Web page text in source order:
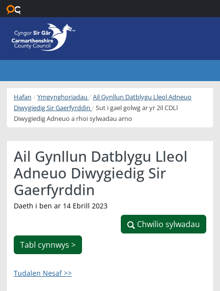
Hafan Ymgynghoriadau
Ail Gynllun Datblygu Lleol Adneuo
Diwygiedig Sir Gaerfyrddin
Sut i gael golwg ar yr 2il CDLl
Diwygiedig Adneuo a rhoi sylwadau arno
Ail Gynllun Datblygu Lleol
Adneuo Diwygiedig Sir
Gaerfyrddin
Daeth i ben ar 14 Ebrill 2023
Chwilio sylwadau
Chwilio sylwadau
Tabl cynnwys >
Tudalen Nesaf >>